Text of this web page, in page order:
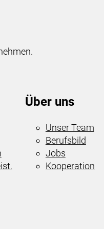
Über uns
Unser Team
Berufsbild
Jobs
Kooperation